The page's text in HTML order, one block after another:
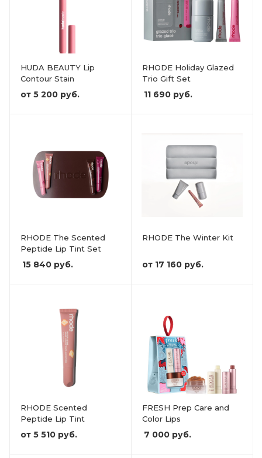
HUDA BEAUTY Lip
Contour Stain
от 5 200 руб.
RHODE Holiday Glazed
Trio Gift Set
11 690 руб.
RHODE The Scented
Peptide Lip Tint Set
15 840 руб.
RHODE The Winter Kit
от 17 160 руб.
RHODE Scented
Peptide Lip Tint
от 5 510 руб.
FRESH Prep Care and
Color Lips
7 000 руб.